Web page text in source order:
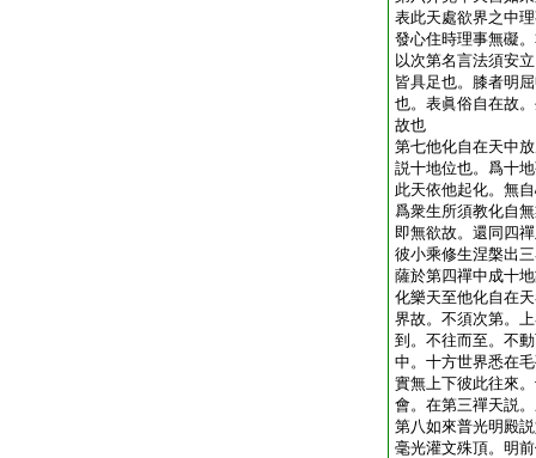
表此天處欲界之中
發心住時理事無礙
以次第名言法須安
皆具足也。膝者明
也。表眞俗自在故
故也
第七他化自在天中
説十地位也。爲十
此天依他起化。無
爲衆生所須教化自
即無欲故。還同四
彼小乘修生涅槃出
薩於第四禪中成十
化樂天至他化自在
界故。不須次第。
到。不往而至。不
中。十方世界悉在
實無上下彼此往來
會。在第三禪天説
第八如來普光明殿
毫光灌文殊頂。明